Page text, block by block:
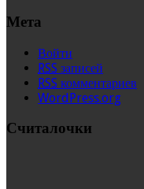
Мета
Войти
RSS записей
RSS комментариев
WordPress.org
Считалочки